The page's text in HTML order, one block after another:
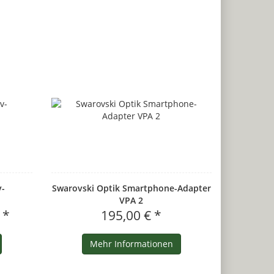
*
Swarovski Optik Smartphone-Adapter
VPA 2
195,00 € *
Mehr Informationen